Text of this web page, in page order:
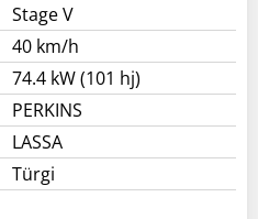
Stage V
40 km/h
74.4 kW (101 hj)
PERKINS
LASSA
Türgi